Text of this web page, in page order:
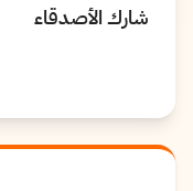
شارك الأصدقاء